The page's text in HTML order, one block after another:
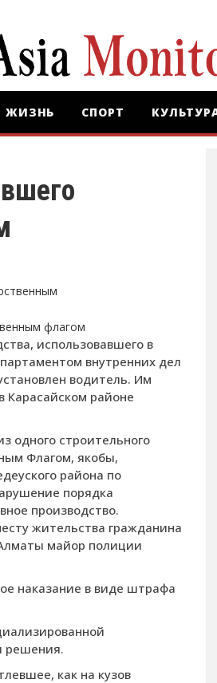
ЖИЗНЬ СПОРТ
флагом
использовавшего в
внутренних дел
водитель. Им
Карасайском районе
одного строительного
Флагом, якобы,
района по
порядка
производство.
жительства гражданина
майор полиции
наказание в виде штрафа
решения.
как на кузов